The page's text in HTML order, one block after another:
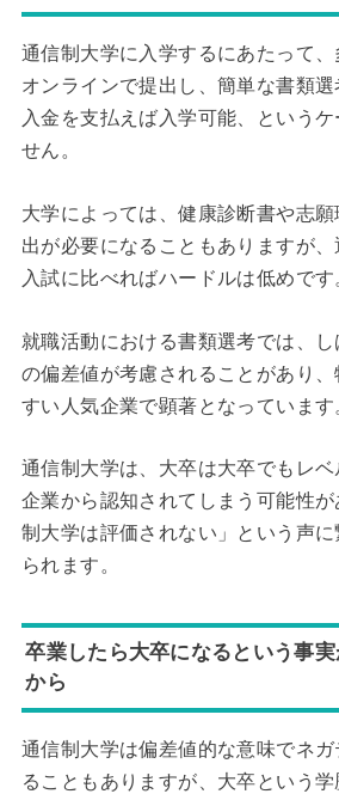
通信制大学に入学するにあたって
オンラインで提出し、簡単な書類
入金を支払えば入学可能、という
せん。
大学によっては、健康診断書や志
出が必要になることもありますが
入試に比べればハードルは低めです
就職活動における書類選考では、
の偏差値が考慮されることがあり
すい人気企業で顕著となっています
通信制大学は、大卒は大卒でもレ
企業から認知されてしまう可能性
制大学は評価されない」という声に
られます。
卒業したら大卒になるという事
から
通信制大学は偏差値的な意味でネ
ることもありますが、大卒という